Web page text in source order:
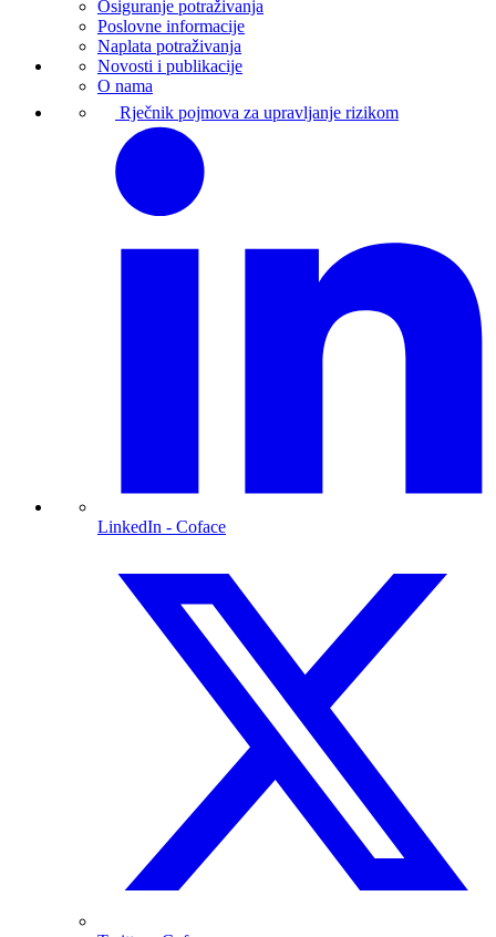
Osiguranje potraživanja
Poslovne informacije
Naplata potraživanja
Novosti i publikacije
O nama
Rječnik pojmova za upravljanje rizikom
LinkedIn - Coface